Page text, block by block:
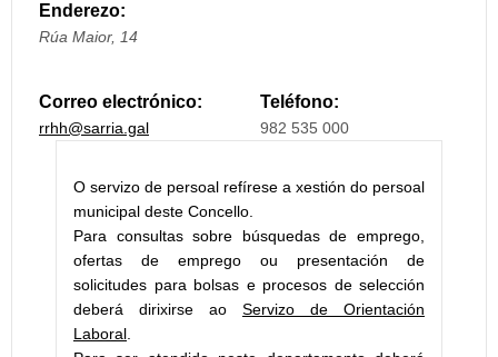
Enderezo:
Rúa Maior, 14
Correo electrónico:
rrhh@sarria.gal
Teléfono:
982 535 000
O servizo de persoal refírese a xestión do persoal
municipal deste Concello.
Para consultas sobre búsquedas de emprego,
ofertas de emprego ou presentación de
solicitudes para bolsas e procesos de selección
deberá dirixirse ao Servizo de Orientación
Laboral